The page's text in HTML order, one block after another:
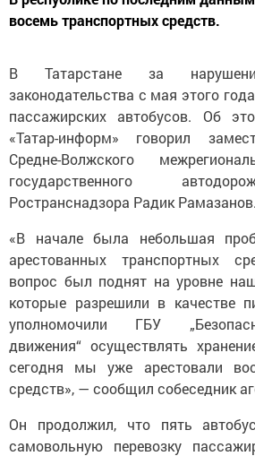
восемь транспортных средств.
В Татарстане за
законодательства с мая этого
пассажирских автобусов. Об
«Татар-информ» говорил
Средне-Волжского
государственного
Ространснадзора Радик Рамазанов.
«В начале была небольшая
арестованных транспортных
вопрос был поднят на уровне
которые разрешили в качестве
уполномочили ГБУ
движения“ осуществлять
сегодня мы уже арестовали
средств», — сообщил собеседник
Он продолжил, что пять
самовольную перевозку